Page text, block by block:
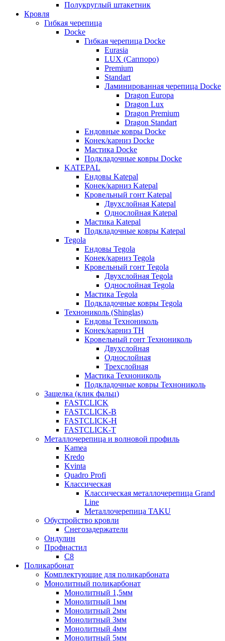
Полукруглый штакетник
Кровля
Гибкая черепица
Docke
Гибкая черепица Docke
Eurasia
LUX (Саппоро)
Premium
Standart
Ламинированная черепица Docke
Dragon Europa
Dragon Lux
Dragon Premium
Dragon Standart
Ендовные ковры Docke
Конек/карниз Docke
Мастика Docke
Подкладочные ковры Docke
KATEPAL
Ендовы Katepal
Конек/карниз Katepal
Кровельный гонт Katepal
Двухслойная Katepal
Однослойная Katepal
Мастика Katepal
Подкладочные ковры Katepal
Tegola
Ендовы Tegola
Конек/карниз Tegola
Кровельный гонт Tegola
Двухслойная Tegola
Однослойная Tegola
Мастика Tegola
Подкладочные ковры Tegola
Технониколь (Shinglas)
Ендовы Технониколь
Конек/карниз ТН
Кровельный гонт Технониколь
Двухслойная
Однослойная
Трехслойная
Мастика Технониколь
Подкладочные ковры Технониколь
Защелка (клик фальц)
FASTCLICK
FASTCLICK-B
FASTCLICK-H
FASTCLICK-T
Металлочерепица и волновой профиль
Kamea
Kredo
Kvinta
Quadro Profi
Классическая
Классическая металлочерепица Grand
Line
Металлочерепица TAKU
Обустройство кровли
Снегозадержатели
Ондулин
Профнастил
С8
Поликарбонат
Комплектующие для поликарбоната
Монолитный поликарбонат
Монолитный 1,5мм
Монолитный 1мм
Монолитный 2мм
Монолитный 3мм
Монолитный 4мм
Монолитный 5мм